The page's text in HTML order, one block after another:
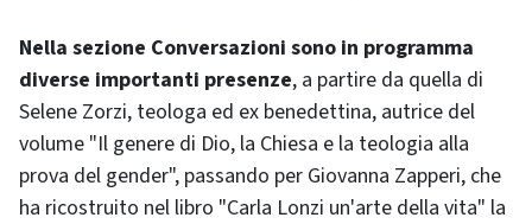
Nella sezione Conversazioni sono in programma
diverse importanti presenze, a partire da quella di
Selene Zorzi, teologa ed ex benedettina, autrice del
volume "Il genere di Dio, la Chiesa e la teologia alla
prova del gender", passando per Giovanna Zapperi, che
ha ricostruito nel libro "Carla Lonzi un'arte della vita" la